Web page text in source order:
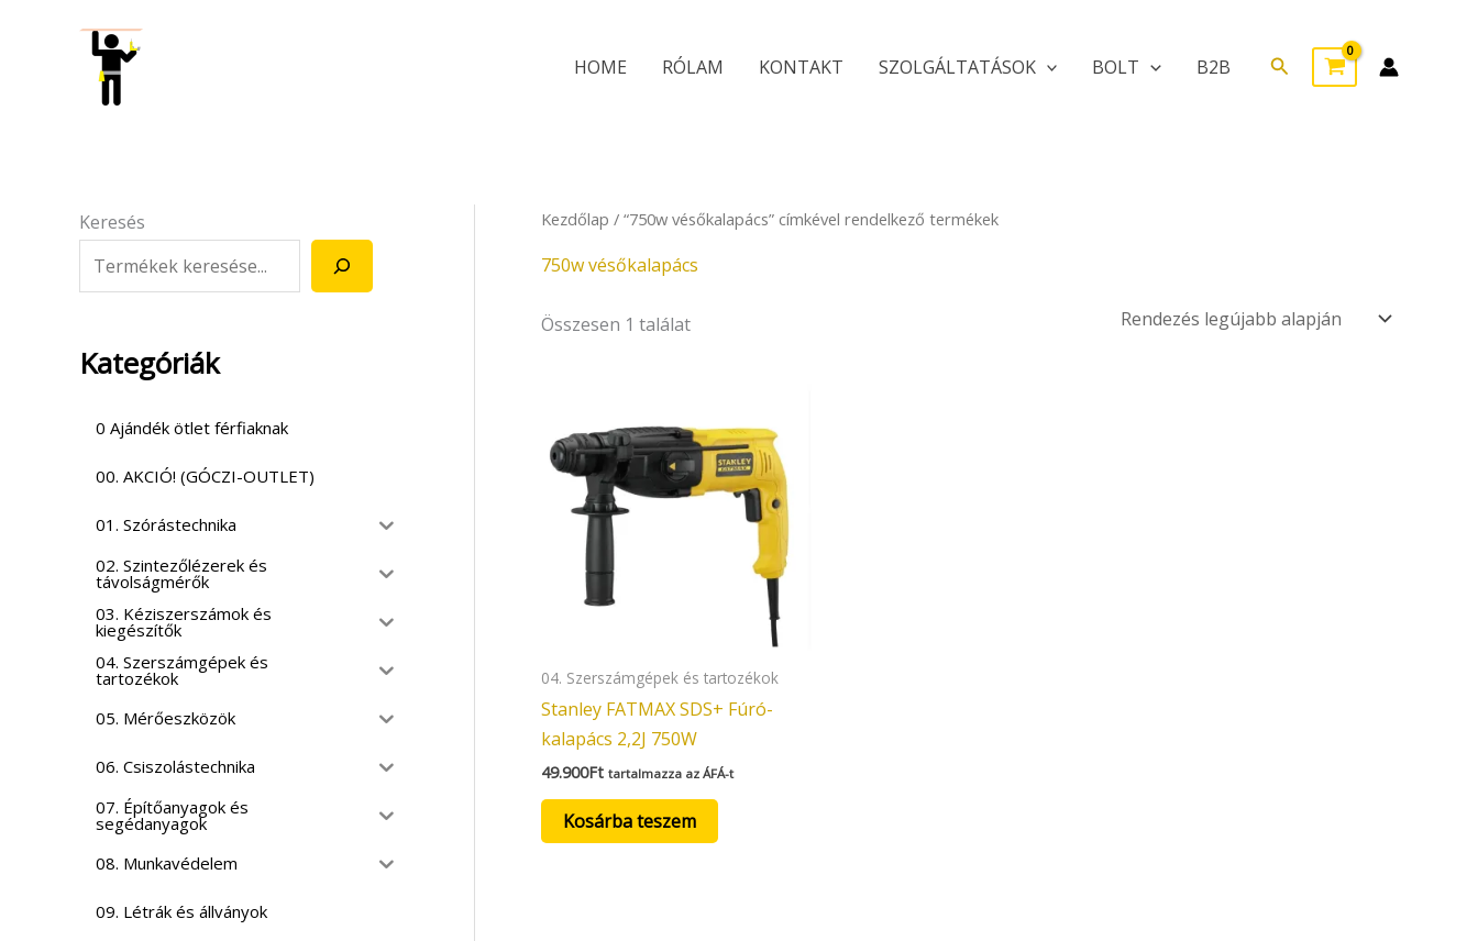
HOME RÓLAM KONTAKT SZOLGÁLTATÁSOK BOLT B2B Search
Keresés
Kategóriák
0 Ajándék ötlet férfiaknak
00. AKCIÓ! (GÓCZI-OUTLET)
01. Szórástechnika
02. Szintezőlézerek és
távolságmérők
03. Kéziszerszámok és
kiegészítők
04. Szerszámgépek és
tartozékok
05. Mérőeszközök
06. Csiszolástechnika
07. Építőanyagok és
segédanyagok
08. Munkavédelem
09. Létrák és állványok
Kezdőlap / “750w vésőkalapács” címkével rendelkező termékek
750w vésőkalapács
Összesen 1 találat
04. Szerszámgépek és tartozékok
Stanley FATMAX SDS+ Fúró-
kalapács 2,2J 750W
49.900Ft tartalmazza az ÁFÁ-t
Kosárba teszem